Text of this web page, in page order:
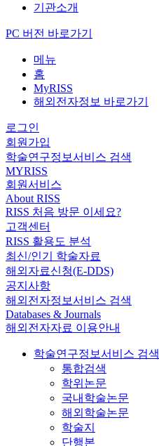
기관소개
PC 버전 바로가기
메뉴
홈
MyRISS
해외전자정보 바로가기
로그인
회원가입
학술연구정보서비스 검색
MYRISS
회원서비스
About RISS
RISS 처음 방문 이세요?
고객센터
RISS 활용도 분석
최신/인기 학술자료
해외자료신청(E-DDS)
공지사항
해외전자정보서비스 검색
Databases & Journals
해외전자자료 이용안내
학술연구정보서비스 검색
통합검색
학위논문
국내학술논문
해외학술논문
학술지
단행본